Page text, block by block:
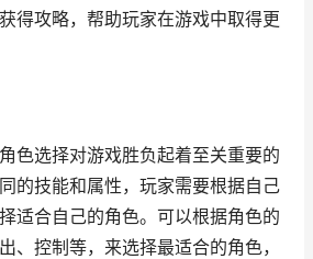
得攻略，帮助玩家在游戏中取得更
色选择对游戏胜负起着至关重要的
的技能和属性，玩家需要根据自己
适合自己的角色。可以根据角色的
、控制等，来选择最适合的角色，